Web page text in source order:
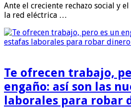
Ante el creciente rechazo social y
la red eléctrica …
Te ofrecen trabajo,
engaño: así son las
laborales para robar